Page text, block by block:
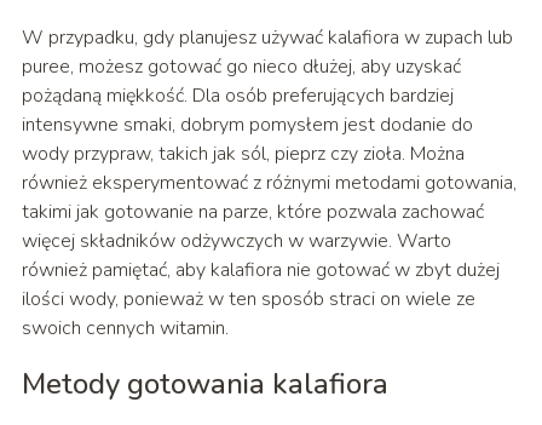
W przypadku, gdy planujesz używać kalafiora w zupach lub
puree, możesz gotować go nieco dłużej, aby uzyskać
pożądaną miękkość. Dla osób preferujących bardziej
intensywne smaki, dobrym pomysłem jest dodanie do
wody przypraw, takich jak sól, pieprz czy zioła. Można
również eksperymentować z różnymi metodami gotowania,
takimi jak gotowanie na parze, które pozwala zachować
więcej składników odżywczych w warzywie. Warto
również pamiętać, aby kalafiora nie gotować w zbyt dużej
ilości wody, ponieważ w ten sposób straci on wiele ze
swoich cennych witamin.
Metody gotowania kalafiora